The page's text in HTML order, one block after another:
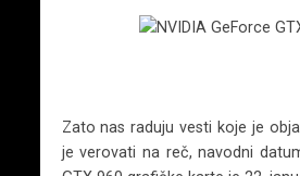
Zato nas raduju vesti koje je
je verovati na reč, navodni